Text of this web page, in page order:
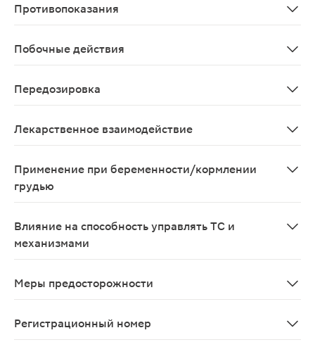
Противопоказания
Побочные действия
Передозировка
Лекарственное взаимодействие
Применение при беременности/кормлении
грудью
Влияние на способность управлять ТС и
механизмами
Меры предосторожности
Регистрационный номер